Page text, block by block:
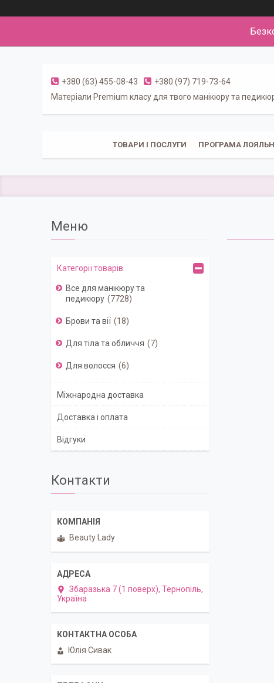
+380 (63) 455-08-43
+380 (97) 719-73-64
Матеріали Premium класу для твого манікюру та
ТОВАРИ І ПОСЛУГИ ПРОГРАМА
Категорії товарів
Все для манікюру та
педикюру
7728
Брови та вії 18
Для тіла та обличчя 7
Для волосся 6
Міжнародна доставка
Доставка і оплата
Відгуки
Контакти
Beauty Lady
Збаразька 7 (1 поверх), Тернопіль,
Україна
Юлія Сивак